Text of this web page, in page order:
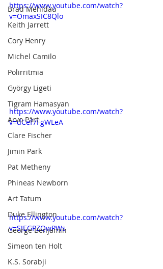
Brad Mehldau
Keith Jarrett
Cory Henry
Michel Camilo
Polirritmia
György Ligeti
Tigram Hamasyan
Arvo Pärt
Clare Fischer
Jimin Park
Pat Metheny
Phineas Newborn
Art Tatum
Duke Ellington
George Benjamin
Simeon ten Holt
K.S. Sorabji
https://www.youtube.com/watch?
v=OmaxSIC8Qlo
https://www.youtube.com/watch?
v=dCef7FgWLeA
https://www.youtube.com/watch?
v=SJEGPZQwPWs